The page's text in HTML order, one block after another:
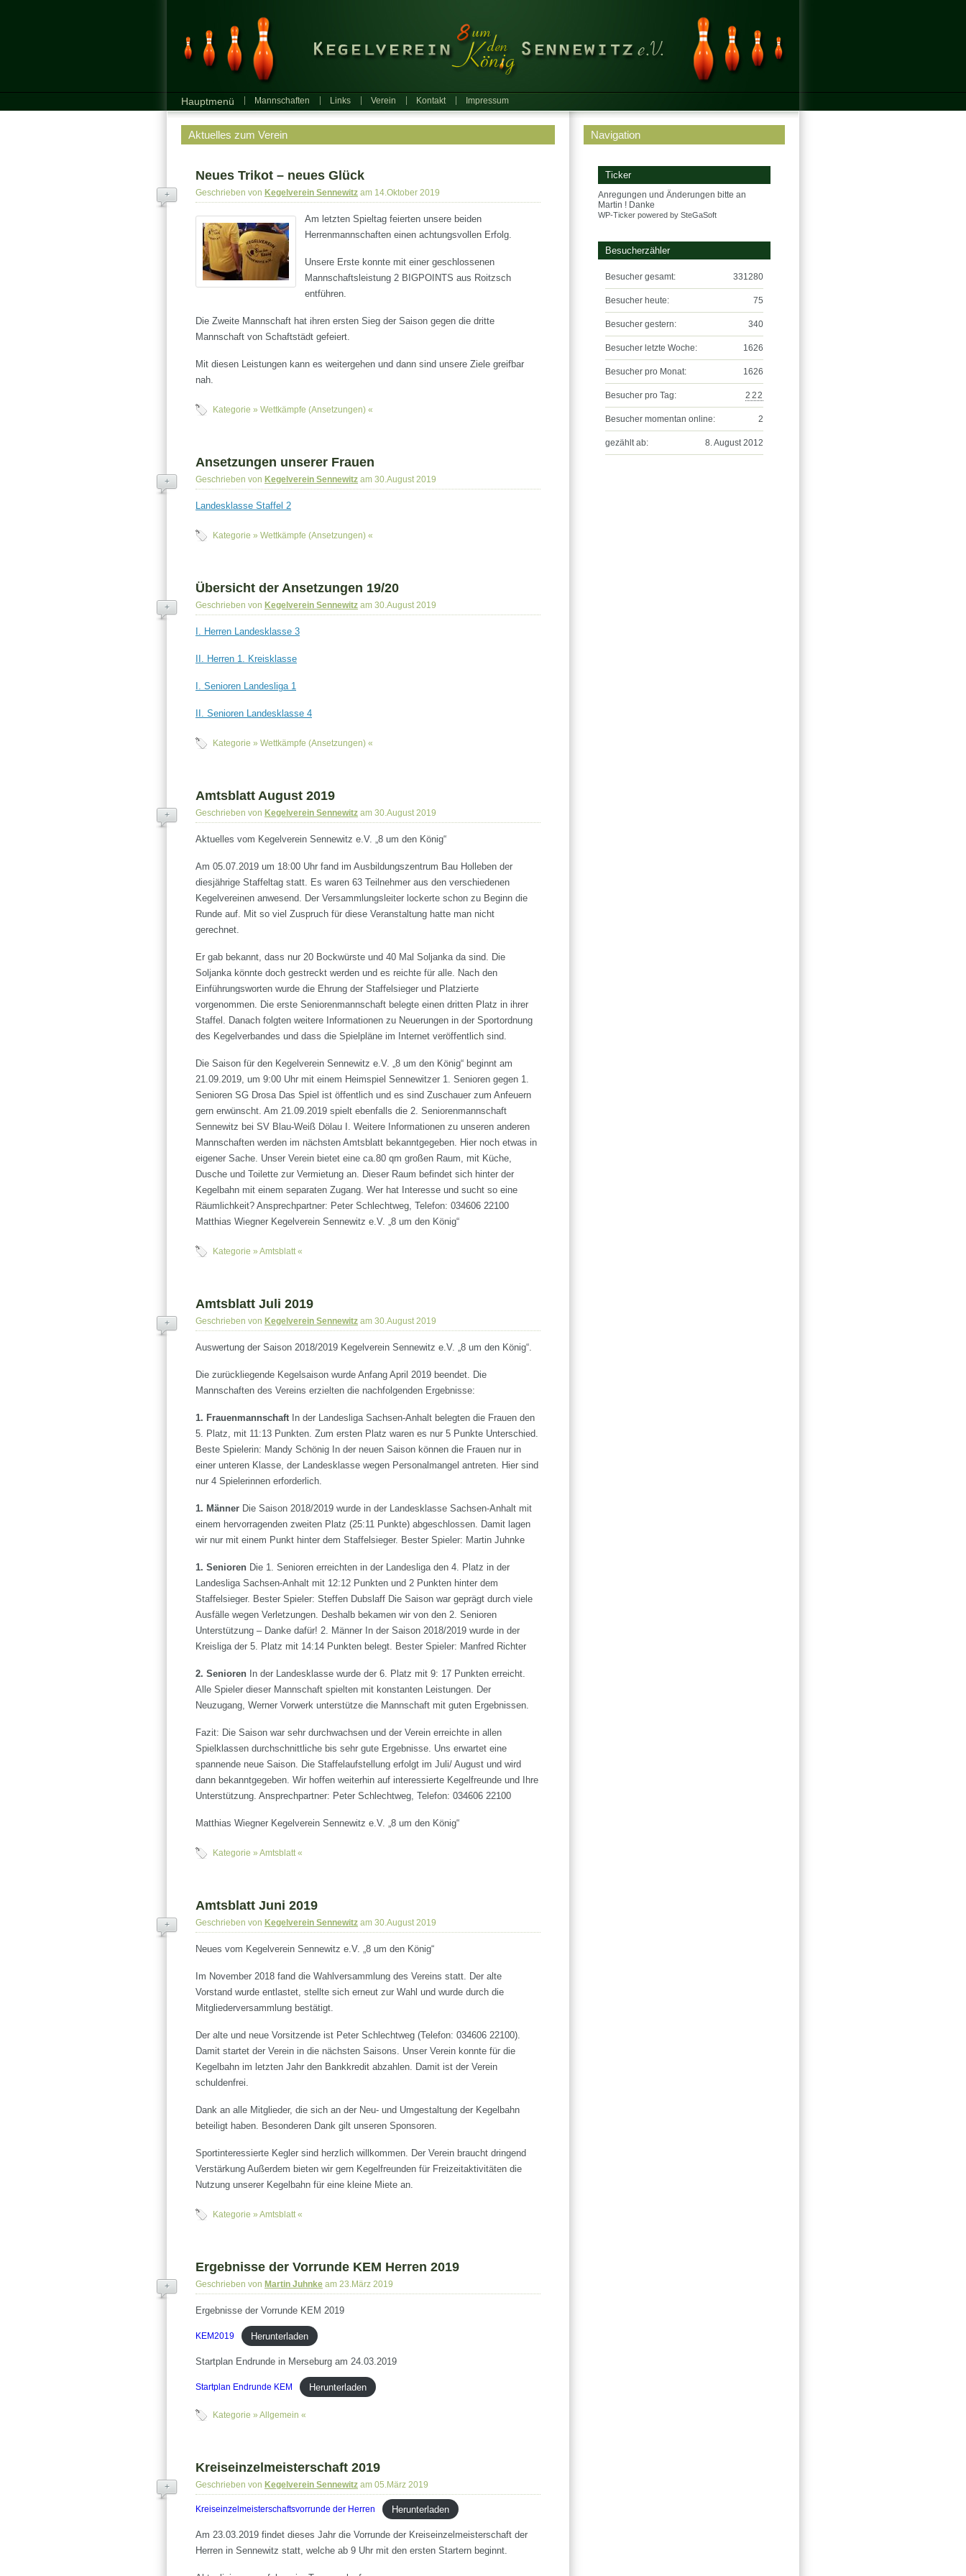
Hauptmenü Mannschaften Links Verein Kontakt Impressum
Aktuelles zum Verein
Neues Trikot – neues Glück
Geschrieben von Kegelverein Sennewitz am 14.Oktober 2019
Am letzten Spieltag feierten unsere beiden
Herrenmannschaften einen achtungsvollen Erfolg.
Unsere Erste konnte mit einer geschlossenen
Mannschaftsleistung 2 BIGPOINTS aus Roitzsch
entführen.
Die Zweite Mannschaft hat ihren ersten Sieg der Saison gegen die dritte
Mannschaft von Schaftstädt gefeiert.
Mit diesen Leistungen kann es weitergehen und dann sind unsere Ziele greifbar
nah.
Kategorie » Wettkämpfe (Ansetzungen) «
+
Ansetzungen unserer Frauen
Geschrieben von Kegelverein Sennewitz am 30.August 2019
Landesklasse Staffel 2
Kategorie » Wettkämpfe (Ansetzungen) «
+
Übersicht der Ansetzungen 19/20
Geschrieben von Kegelverein Sennewitz am 30.August 2019
I. Herren Landesklasse 3
II. Herren 1. Kreisklasse
I. Senioren Landesliga 1
II. Senioren Landesklasse 4
Kategorie » Wettkämpfe (Ansetzungen) «
+
Amtsblatt August 2019
Geschrieben von Kegelverein Sennewitz am 30.August 2019
Aktuelles vom Kegelverein Sennewitz e.V. „8 um den König“
Am 05.07.2019 um 18:00 Uhr fand im Ausbildungszentrum Bau Holleben der
diesjährige Staffeltag statt. Es waren 63 Teilnehmer aus den verschiedenen
Kegelvereinen anwesend. Der Versammlungsleiter lockerte schon zu Beginn die
Runde auf. Mit so viel Zuspruch für diese Veranstaltung hatte man nicht
gerechnet.
Er gab bekannt, dass nur 20 Bockwürste und 40 Mal Soljanka da sind. Die
Soljanka könnte doch gestreckt werden und es reichte für alle. Nach den
Einführungsworten wurde die Ehrung der Staffelsieger und Platzierte
vorgenommen. Die erste Seniorenmannschaft belegte einen dritten Platz in ihrer
Staffel. Danach folgten weitere Informationen zu Neuerungen in der Sportordnung
des Kegelverbandes und dass die Spielpläne im Internet veröffentlich sind.
Die Saison für den Kegelverein Sennewitz e.V. „8 um den König“ beginnt am
21.09.2019, um 9:00 Uhr mit einem Heimspiel Sennewitzer 1. Senioren gegen 1.
Senioren SG Drosa Das Spiel ist öffentlich und es sind Zuschauer zum Anfeuern
gern erwünscht. Am 21.09.2019 spielt ebenfalls die 2. Seniorenmannschaft
Sennewitz bei SV Blau-Weiß Dölau I. Weitere Informationen zu unseren anderen
Mannschaften werden im nächsten Amtsblatt bekanntgegeben. Hier noch etwas in
eigener Sache. Unser Verein bietet eine ca.80 qm großen Raum, mit Küche,
Dusche und Toilette zur Vermietung an. Dieser Raum befindet sich hinter der
Kegelbahn mit einem separaten Zugang. Wer hat Interesse und sucht so eine
Räumlichkeit? Ansprechpartner: Peter Schlechtweg, Telefon: 034606 22100
Matthias Wiegner Kegelverein Sennewitz e.V. „8 um den König“
Kategorie » Amtsblatt«
+
Amtsblatt Juli 2019
Geschrieben von Kegelverein Sennewitz am 30.August 2019
Auswertung der Saison 2018/2019 Kegelverein Sennewitz e.V. „8 um den König“.
Die zurückliegende Kegelsaison wurde Anfang April 2019 beendet. Die
Mannschaften des Vereins erzielten die nachfolgenden Ergebnisse:
1. Frauenmannschaft In der Landesliga Sachsen-Anhalt belegten die Frauen den
5. Platz, mit 11:13 Punkten. Zum ersten Platz waren es nur 5 Punkte Unterschied.
Beste Spielerin: Mandy Schönig In der neuen Saison können die Frauen nur in
einer unteren Klasse, der Landesklasse wegen Personalmangel antreten. Hier sind
nur 4 Spielerinnen erforderlich.
1. Männer Die Saison 2018/2019 wurde in der Landesklasse Sachsen-Anhalt mit
einem hervorragenden zweiten Platz (25:11 Punkte) abgeschlossen. Damit lagen
wir nur mit einem Punkt hinter dem Staffelsieger. Bester Spieler: Martin Juhnke
1. Senioren Die 1. Senioren erreichten in der Landesliga den 4. Platz in der
Landesliga Sachsen-Anhalt mit 12:12 Punkten und 2 Punkten hinter dem
Staffelsieger. Bester Spieler: Steffen Dubslaff Die Saison war geprägt durch viele
Ausfälle wegen Verletzungen. Deshalb bekamen wir von den 2. Senioren
Unterstützung – Danke dafür! 2. Männer In der Saison 2018/2019 wurde in der
Kreisliga der 5. Platz mit 14:14 Punkten belegt. Bester Spieler: Manfred Richter
2. Senioren In der Landesklasse wurde der 6. Platz mit 9: 17 Punkten erreicht.
Alle Spieler dieser Mannschaft spielten mit konstanten Leistungen. Der
Neuzugang, Werner Vorwerk unterstütze die Mannschaft mit guten Ergebnissen.
Fazit: Die Saison war sehr durchwachsen und der Verein erreichte in allen
Spielklassen durchschnittliche bis sehr gute Ergebnisse. Uns erwartet eine
spannende neue Saison. Die Staffelaufstellung erfolgt im Juli/ August und wird
dann bekanntgegeben. Wir hoffen weiterhin auf interessierte Kegelfreunde und Ihre
Unterstützung. Ansprechpartner: Peter Schlechtweg, Telefon: 034606 22100
Matthias Wiegner Kegelverein Sennewitz e.V. „8 um den König“
Kategorie » Amtsblatt«
+
Amtsblatt Juni 2019
Geschrieben von Kegelverein Sennewitz am 30.August 2019
Neues vom Kegelverein Sennewitz e.V. „8 um den König“
Im November 2018 fand die Wahlversammlung des Vereins statt. Der alte
Vorstand wurde entlastet, stellte sich erneut zur Wahl und wurde durch die
Mitgliederversammlung bestätigt.
Der alte und neue Vorsitzende ist Peter Schlechtweg (Telefon: 034606 22100).
Damit startet der Verein in die nächsten Saisons. Unser Verein konnte für die
Kegelbahn im letzten Jahr den Bankkredit abzahlen. Damit ist der Verein
schuldenfrei.
Dank an alle Mitglieder, die sich an der Neu- und Umgestaltung der Kegelbahn
beteiligt haben. Besonderen Dank gilt unseren Sponsoren.
Sportinteressierte Kegler sind herzlich willkommen. Der Verein braucht dringend
Verstärkung Außerdem bieten wir gern Kegelfreunden für Freizeitaktivitäten die
Nutzung unserer Kegelbahn für eine kleine Miete an.
Kategorie » Amtsblatt«
+
Ergebnisse der Vorrunde KEM Herren 2019
Geschrieben von Martin Juhnke am 23.März 2019
Ergebnisse der Vorrunde KEM 2019
KEM2019 Herunterladen
Startplan Endrunde in Merseburg am 24.03.2019
Startplan Endrunde KEM Herunterladen
Kategorie » Allgemein «
+
Kreiseinzelmeisterschaft 2019
Geschrieben von Kegelverein Sennewitz am 05.März 2019
Kreiseinzelmeisterschaftsvorrunde der Herren Herunterladen
Am 23.03.2019 findet dieses Jahr die Vorrunde der Kreiseinzelmeisterschaft der
Herren in Sennewitz statt, welche ab 9 Uhr mit den ersten Startern beginnt.
+
Navigation
Ticker
Anregungen und Änderungen bitte an
Martin ! Danke
WP-Ticker powered by SteGaSoft
Besucherzähler
331280
Besucher gesamt:
75
Besucher heute:
340
Besucher gestern:
1626
Besucher letzte Woche:
1626
Besucher pro Monat:
222
Besucher pro Tag:
2
Besucher momentan online:
8. August 2012
gezählt ab: